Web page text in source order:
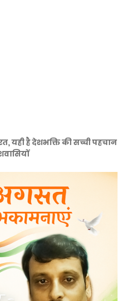
यही है देशभक्ति की सच्ची पहचान